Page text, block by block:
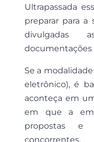
Ultrapassada
preparar para a
divulgadas
documentações
Se a
eletrônico), é
aconteça em
em que a
propostas e